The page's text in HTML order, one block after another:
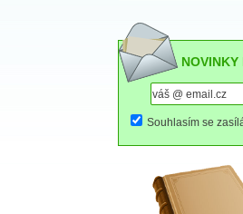
NOVINKY
Souhlasím se